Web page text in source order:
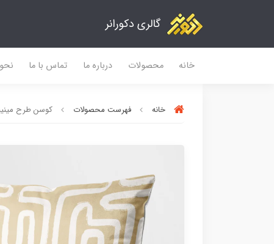
گالری دکورانر
خانه محصولات درباره ما تماس با ما
خانه فهرست محصولات کوسن طرح مینیمال